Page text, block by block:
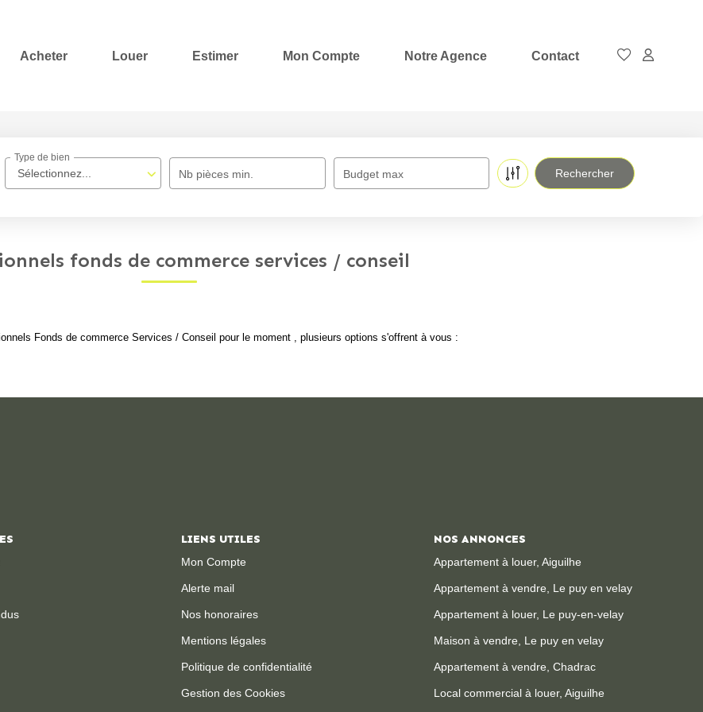
Acheter Louer Estimer Mon Compte Notre Agence Contact
Sélectionnez...
Type de bien
Nb pièces min. Budget max
fonds de commerce services / conseil
Fonds de commerce Services / Conseil pour le moment , plusieurs options s'offrent à vous :
LIENS UTILES
Mon Compte
Alerte mail
Nos honoraires
Mentions légales
Politique de confidentialité
Gestion des Cookies
NOS ANNONCES
Appartement à louer, Aiguilhe
Appartement à vendre, Le puy en velay
Appartement à louer, Le puy-en-velay
Maison à vendre, Le puy en velay
Appartement à vendre, Chadrac
Local commercial à louer, Aiguilhe